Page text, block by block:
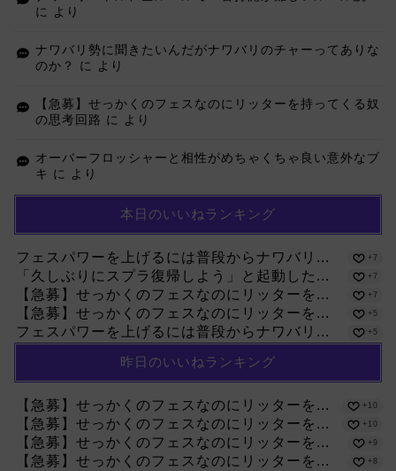
に
より
ナワバリ勢に聞きたいんだがナワバリのチャーってありな
のか？
に より
【急募】せっかくのフェスなのにリッターを持ってくる奴
の思考回路 に より
オーバーフロッシャーと相性がめちゃくちゃ良い意外なブ
キ に より
本日のいいねランキング
フェスパワーを上げるには普段からナワバリ... +7
「久しぶりにスプラ復帰しよう」と起動した... +7
【急募】せっかくのフェスなのにリッターを... +7
【急募】せっかくのフェスなのにリッターを... +5
フェスパワーを上げるには普段からナワバリ... +5
昨日のいいねランキング
【急募】せっかくのフェスなのにリッターを... +10
【急募】せっかくのフェスなのにリッターを... +10
【急募】せっかくのフェスなのにリッターを... +9
【急募】せっかくのフェスなのにリッターを... +8